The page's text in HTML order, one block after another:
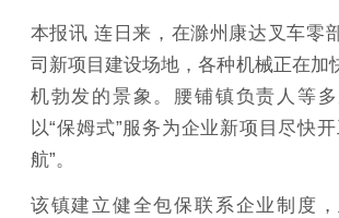
本报讯 连日来，在滁州康达叉车零
司新项目建设场地，各种机械正在加
机勃发的景象。腰铺镇负责人等多
以“保姆式”服务为企业新项目尽快
航”。
该镇建立健全包保联系企业制度